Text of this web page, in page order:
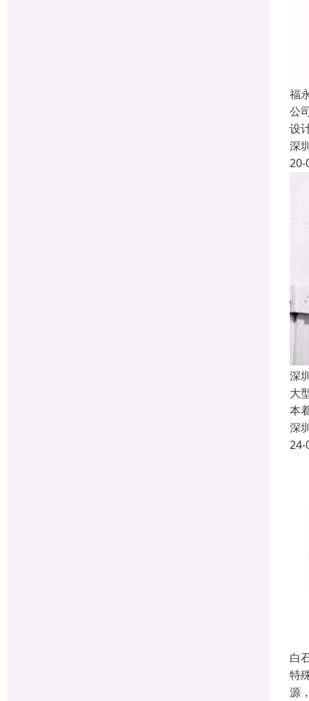
福
公
设
深
20-
深
大
本
深
24-
白
特
源